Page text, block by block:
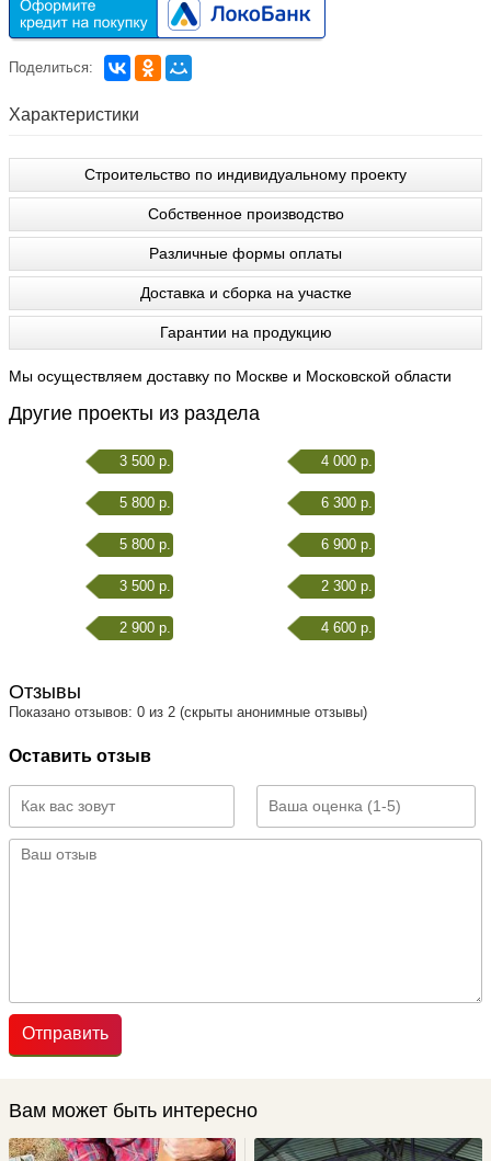
Поделиться:
Характеристики
Строительство по индивидуальному проекту
Собственное производство
Различные формы оплаты
Доставка и сборка на участке
Гарантии на продукцию
Мы осуществляем доставку по Москве и Московской области
Другие проекты из раздела
3 500 р. 4 000 р.
5 800 р. 6 300 р.
5 800 р. 6 900 р.
3 500 р. 2 300 р.
2 900 р. 4 600 р.
Отзывы
Показано отзывов: 0 из 2 (скрыты анонимные отзывы)
Оставить отзыв
Отправить
Вам может быть интересно